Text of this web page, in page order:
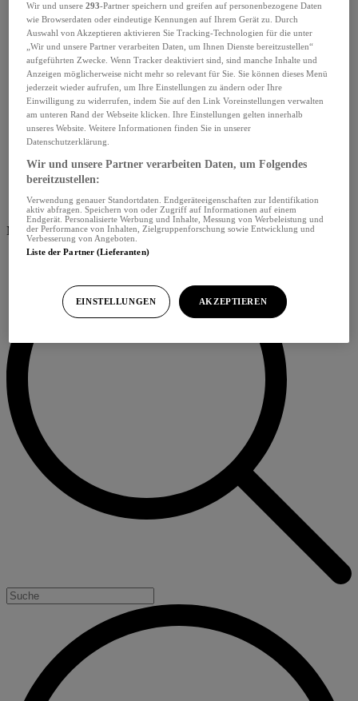
Menü schliessen
Wir und unsere293-Partner speichern und greifen auf personenbezogene Daten
wie Browserdaten oder eindeutige Kennungen auf Ihrem Gerät zu. Durch
Auswahl von Akzeptieren aktivieren Sie Tracking-Technologien für die unter
„Wir und unsere Partner verarbeiten Daten, um Ihnen Dienste bereitzustellen“
aufgeführten Zwecke. Wenn Tracker deaktiviert sind, sind manche Inhalte und
Anzeigen möglicherweise nicht mehr so relevant für Sie. Sie können dieses Menü
jederzeit wieder aufrufen, um Ihre Einstellungen zu ändern oder Ihre
Einwilligung zu widerrufen, indem Sie auf den Link Voreinstellungen verwalten
am unteren Rand der Webseite klicken. Ihre Einstellungen gelten innerhalb
unseres Website. Weitere Informationen finden Sie in unserer
Datenschutzerklärung.
Wir und unsere Partner verarbeiten Daten, um Folgendes
bereitzustellen:
Verwendung genauer Standortdaten. Endgeräteeigenschaften zur Identifikation
aktiv abfragen. Speichern von oder Zugriff auf Informationen auf einem
Endgerät. Personalisierte Werbung und Inhalte, Messung von Werbeleistung und
der Performance von Inhalten, Zielgruppenforschung sowie Entwicklung und
Verbesserung von Angeboten.
Liste der Partner (Lieferanten)
EINSTELLUNGEN AKZEPTIEREN